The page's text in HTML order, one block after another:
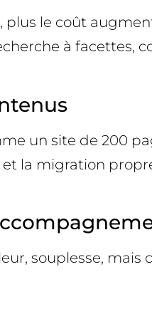
plus le coût
à
un site de 200
la migration
souplesse,